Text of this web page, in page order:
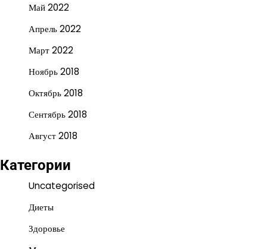
Май 2022
Апрель 2022
Март 2022
Ноябрь 2018
Октябрь 2018
Сентябрь 2018
Август 2018
Категории
Uncategorised
Диеты
Здоровье